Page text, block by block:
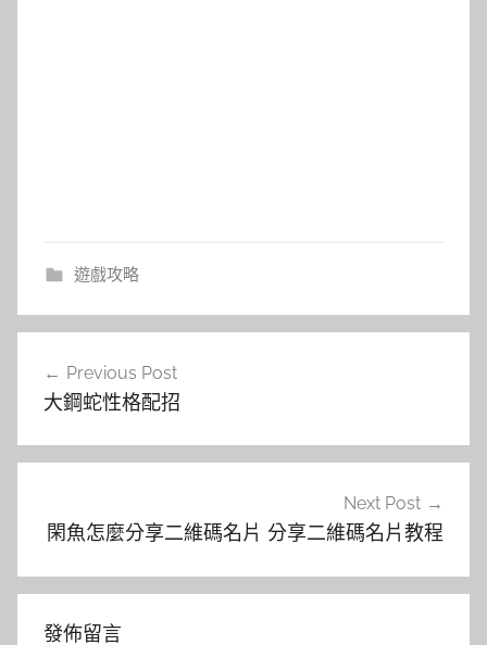
遊戲攻略
覽
Previous Post
大鋼蛇性格配招
Next Post
閑魚怎麼分享二維碼名片 分享二維碼名片教程
發佈留言